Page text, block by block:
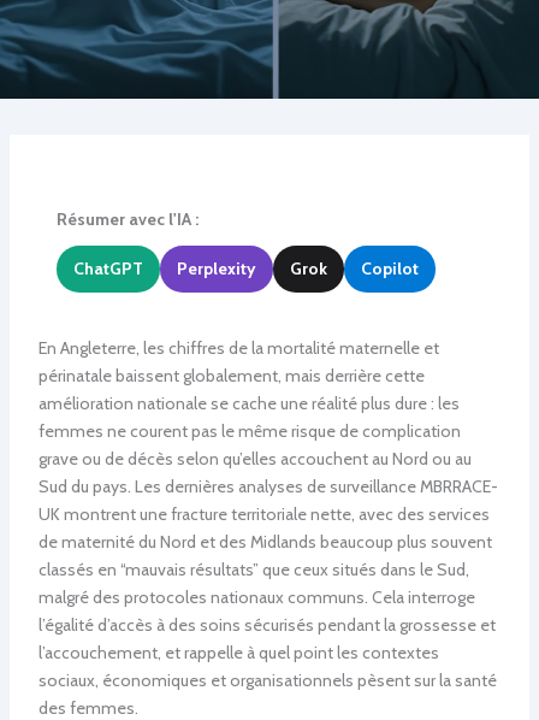
Résumer avec l'IA :
ChatGPT Perplexity Grok Copilot
En Angleterre, les chiffres de la mortalité maternelle et
périnatale baissent globalement, mais derrière cette
amélioration nationale se cache une réalité plus dure : les
femmes ne courent pas le même risque de complication
grave ou de décès selon qu’elles accouchent au Nord ou au
Sud du pays. Les dernières analyses de surveillance MBRRACE-
UK montrent une fracture territoriale nette, avec des services
de maternité du Nord et des Midlands beaucoup plus souvent
classés en “mauvais résultats” que ceux situés dans le Sud,
malgré des protocoles nationaux communs. Cela interroge
l’égalité d’accès à des soins sécurisés pendant la grossesse et
l’accouchement, et rappelle à quel point les contextes
sociaux, économiques et organisationnels pèsent sur la santé
des femmes.